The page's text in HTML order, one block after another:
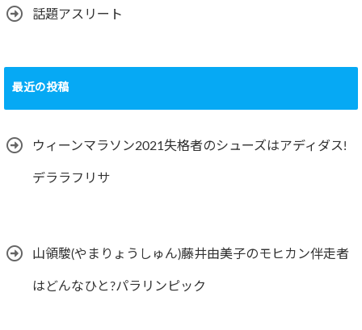
話題アスリート
最近の投稿
ウィーンマラソン2021失格者のシューズはアディダス!
デララフリサ
山領駿(やまりょうしゅん)藤井由美子のモヒカン伴走者
はどんなひと?パラリンピック